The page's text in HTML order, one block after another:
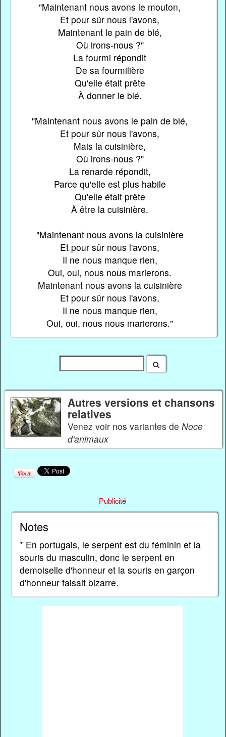
"Maintenant nous avons le mouton,
Et pour sûr nous l'avons,
Maintenant le pain de blé,
Où irons-nous ?"
La fourmi répondit
De sa fourmilière
Qu'elle était prête
À donner le blé.
"Maintenant nous avons le pain de blé,
Et pour sûr nous l'avons,
Mais la cuisinière,
Où irons-nous ?"
La renarde répondit,
Parce qu'elle est plus habile
Qu'elle était prête
À être la cuisinière.
"Maintenant nous avons la cuisinière
Et pour sûr nous l'avons,
Il ne nous manque rien,
Oui, oui, nous nous marierons.
Maintenant nous avons la cuisinière
Et pour sûr nous l'avons,
Il ne nous manque rien,
Oui, oui, nous nous marierons."
Autres versions et chansons
relatives
Venez voir nos variantes de Noce
d'animaux
Publicité
Notes
* En portugais, le serpent est du féminin et la
souris du masculin, donc le serpent en
demoiselle d'honneur et la souris en garçon
d'honneur faisait bizarre.